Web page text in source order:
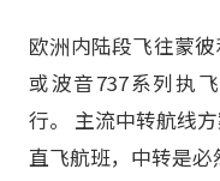
欧洲内陆段飞往蒙
或波音737系列执
行。 主流中转航线
直飞航班，中转是必